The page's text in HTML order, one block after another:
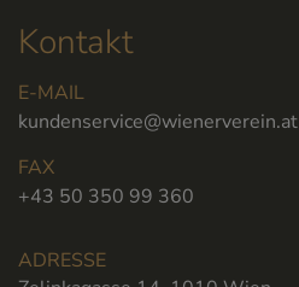
Kontakt
E-MAIL
kundenservice@wienerverein.at
FAX
+43 50 350 99 360
ADRESSE